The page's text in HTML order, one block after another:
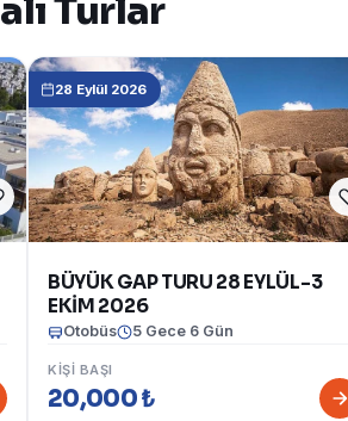
Turlar
28 Eylül 2026
BÜYÜK GAP TURU 28 EYLÜL-3
EKİM 2026
Otobüs 5 Gece 6 Gün
KIŞI BAŞI
20,000 ₺